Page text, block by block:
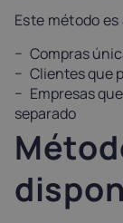
Este método
Compras
Clientes que
Empresas
separado